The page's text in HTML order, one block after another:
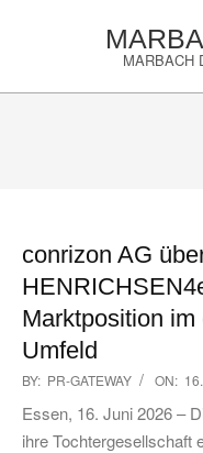
MARBACH
conrizon AG
Marktposition
Umfeld
2026-
06-
16
BY: PR-GATEWAY ON:
Essen, 16. Juni 2026 –
ihre Tochtergesellschaft